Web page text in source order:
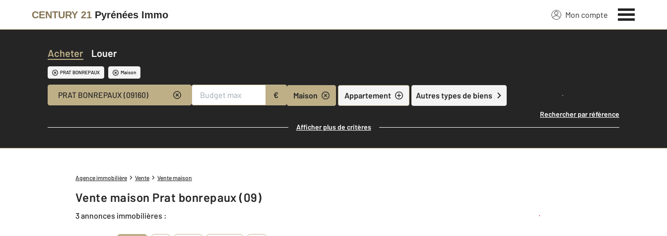
CENTURY 21 Pyrénées Immo Mon compte
Acheter Louer
PRAT BONREPAUX Maison
PRAT BONREPAUX (09160) € Maison Appartement Autres types de biens Lancer ma recherche
Rechercher par référence
Afficher plus de critères
Agence immobilière Vente Vente maison
Vente maison Prat bonrepaux (09)
3 annonces immobilières : Créer une alerte